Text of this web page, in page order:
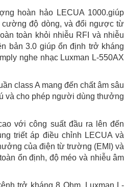
hoàn hảo LECUA 1000.giúp
cường độ dòng, và đổi ngược từ
toàn khỏi nhiễu RFI và nhiễu
bản 3.0 giúp ổn định trở kháng
nghe nhạc Luxman L-550AX
class A mang đến chất âm sâu
và cho phép người dùng thưởng
với công suất đầu ra lên đến
triết áp điều chỉnh LECUA và
của điện từ trường (EMI) và
ổn định, độ méo và nhiễu âm